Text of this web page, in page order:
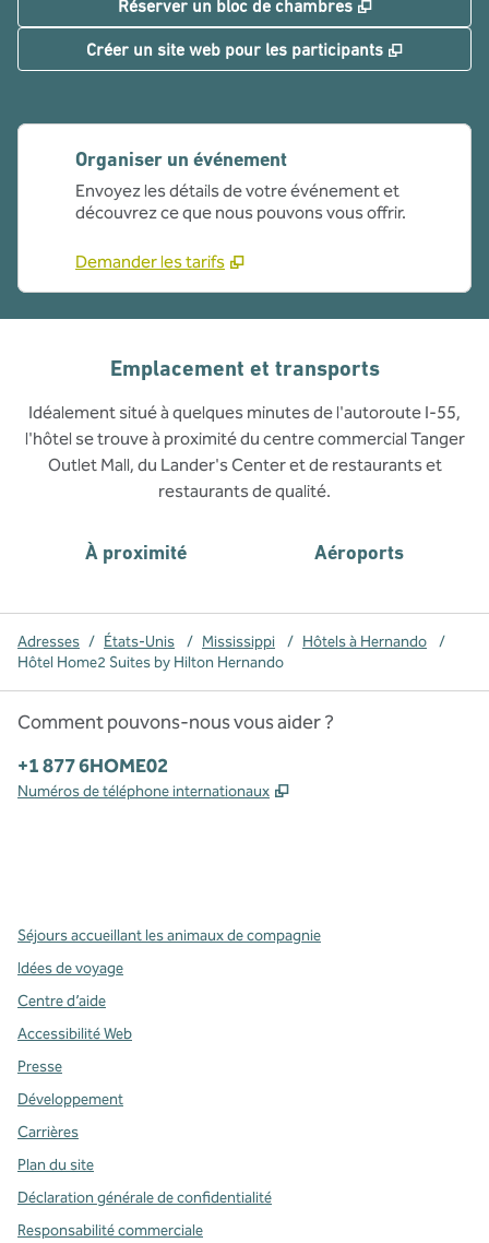
Réserver un bloc de chambres ,
Créer un site web pour les participants ,
Organiser un événement
Envoyez les détails de votre événement et
découvrez ce que nous pouvons vous offrir.
Demander les tarifs
Emplacement et transports
Idéalement situé à quelques minutes de l'autoroute I-55,
l'hôtel se trouve à proximité du centre commercial Tanger
Outlet Mall, du Lander's Center et de restaurants et
restaurants de qualité.
À proximité Aéroports
Adresses / États-Unis / Mississippi / Hôtels à Hernando
/
Hôtel Home2 Suites by Hilton Hernando
Comment pouvons-nous vous aider ?
Téléphone :
+1 877 6HOME02
Numéros de téléphone internationaux ,
Séjours accueillant les animaux de compagnie
Idées de voyage
Centre d’aide
Accessibilité Web
Presse
Développement
Carrières
Plan du site
Déclaration générale de confidentialité
Responsabilité commerciale